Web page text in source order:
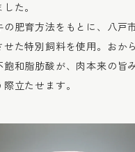
た。
の肥育方法をもとに、八戸
せた特別飼料を使用。おか
飽和脂肪酸が、肉本来の旨
立たせます。